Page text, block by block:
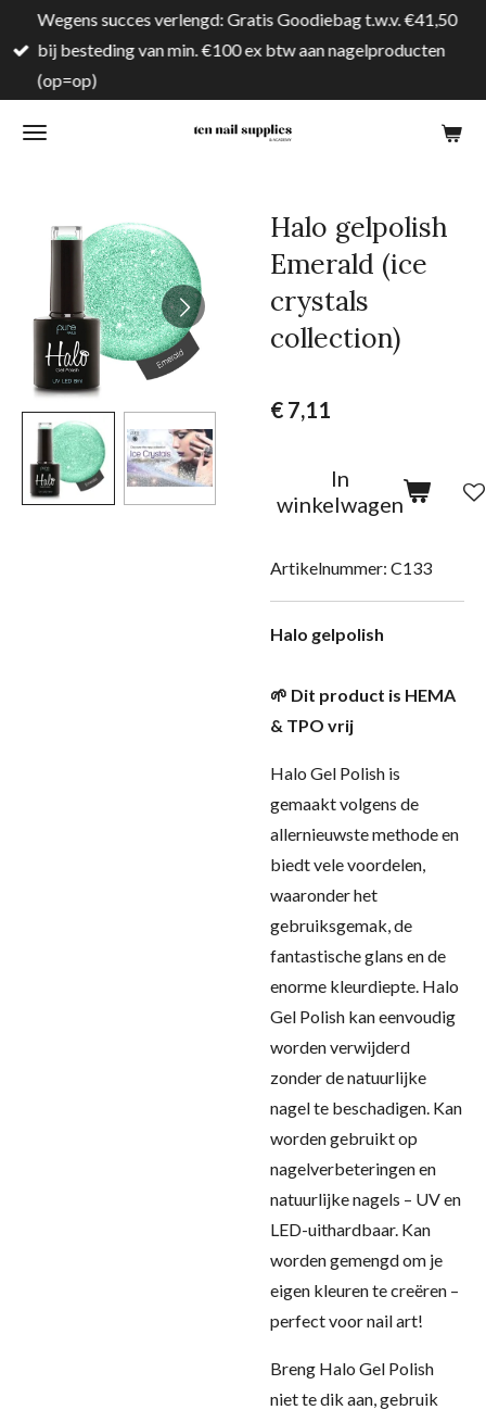
direct
naar
hoofdinhoud
Wegens succes verlengd: Gratis Goodiebag t.w.v. €41,50
bij besteding van min. €100 ex btw aan nagelproducten
(op=op)
Halo gelpolish
Emerald (ice
crystals
collection)
€ 7,11
In
winkelwagen
Artikelnummer: C133
Halo gelpolish
🌱 Dit product is HEMA
& TPO vrij
Halo Gel Polish is
gemaakt volgens de
allernieuwste methode en
biedt vele voordelen,
waaronder het
gebruiksgemak, de
fantastische glans en de
enorme kleurdiepte. Halo
Gel Polish kan eenvoudig
worden verwijderd
zonder de natuurlijke
nagel te beschadigen. Kan
worden gebruikt op
nagelverbeteringen en
natuurlijke nagels – UV en
LED-uithardbaar. Kan
worden gemengd om je
eigen kleuren te creëren –
perfect voor nail art!
Breng Halo Gel Polish
niet te dik aan, gebruik